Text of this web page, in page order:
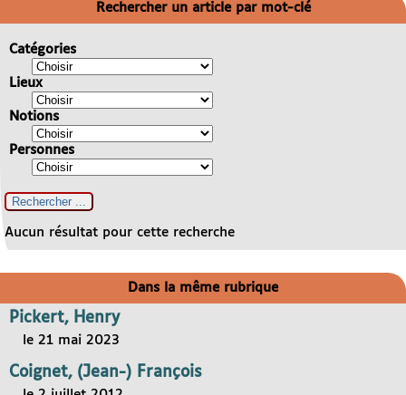
Rechercher un article par mot-clé
Catégories
Lieux
Notions
Personnes
Aucun résultat pour cette recherche
Dans la même rubrique
Pickert, Henry
le 21 mai 2023
Coignet, (Jean-) François